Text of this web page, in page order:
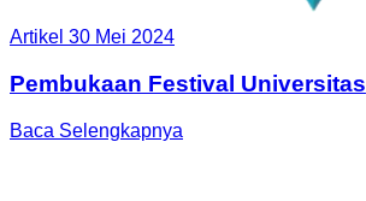
Artikel 30 Mei 2024
Pembukaan Festival Universitas
Baca Selengkapnya